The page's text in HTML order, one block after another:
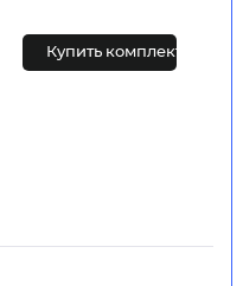
Купить комплект